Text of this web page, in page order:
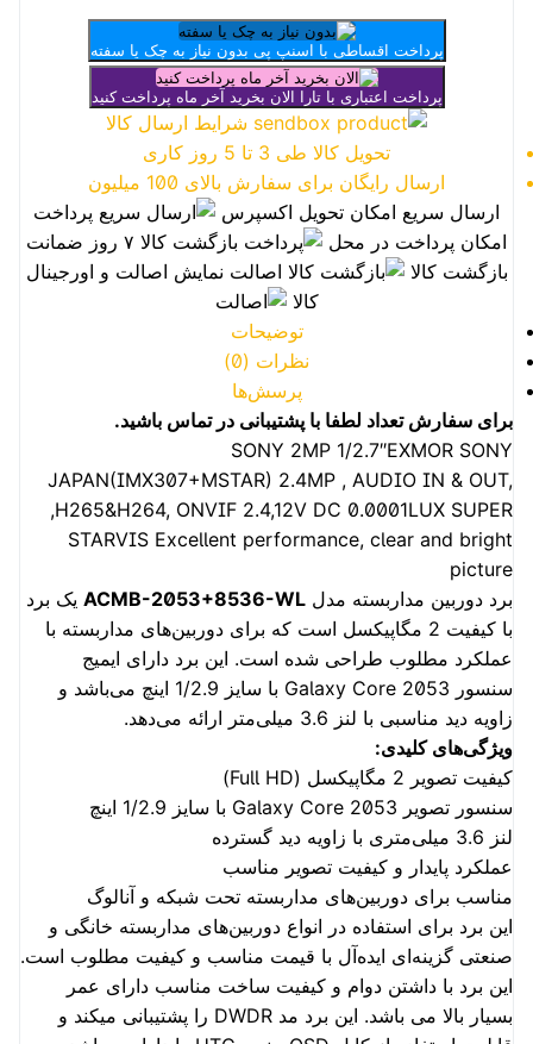
پرداخت اقساطی با اسنپ پی بدون نیاز به چک یا سفته
پرداخت اعتباری با تارا الان بخرید آخر ماه پرداخت کنید
شرایط ارسال کالا
تحویل کالا طی 3 تا 5 روز کاری
ارسال رایگان برای سفارش بالای 100 میلیون
ارسال سریع امکان تحویل اکسپرس
پرداخت
امکان پرداخت در محل
بازگشت کالا
۷ روز ضمانت
بازگشت کالا
اصالت نمایش اصالت و اورجینال
کالا
توضیحات
نظرات (0)
پرسش‌ها
برای سفارش تعداد لطفا با پشتیبانی در تماس باشید.
SONY 2MP 1/2.7″EXMOR SONY
JAPAN(IMX307+MSTAR) 2.4MP , AUDIO IN & OUT,
,H265&H264, ONVIF 2.4,12V DC 0.0001LUX SUPER
STARVIS Excellent performance, clear and bright
picture
برد دوربین مداربسته مدل ACMB-2053+8536-WL یک برد
با کیفیت 2 مگاپیکسل است که برای دوربین‌های مداربسته با
عملکرد مطلوب طراحی شده است. این برد دارای ایمیج
سنسور Galaxy Core 2053 با سایز 1/2.9 اینچ می‌باشد و
زاویه دید مناسبی با لنز 3.6 میلی‌متر ارائه می‌دهد.
ویژگی‌های کلیدی:
کیفیت تصویر 2 مگاپیکسل (Full HD)
سنسور تصویر Galaxy Core 2053 با سایز 1/2.9 اینچ
لنز 3.6 میلی‌متری با زاویه دید گسترده
عملکرد پایدار و کیفیت تصویر مناسب
مناسب برای دوربین‌های مداربسته تحت شبکه و آنالوگ
این برد برای استفاده در انواع دوربین‌های مداربسته خانگی و
صنعتی گزینه‌ای ایده‌آل با قیمت مناسب و کیفیت مطلوب است.
این برد با داشتن دوام و کیفیت ساخت مناسب دارای عمر
بسیار بالا می باشد. این برد مد DWDR را پشتیبانی میکند و